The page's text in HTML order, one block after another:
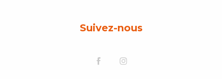
Suivez-nous